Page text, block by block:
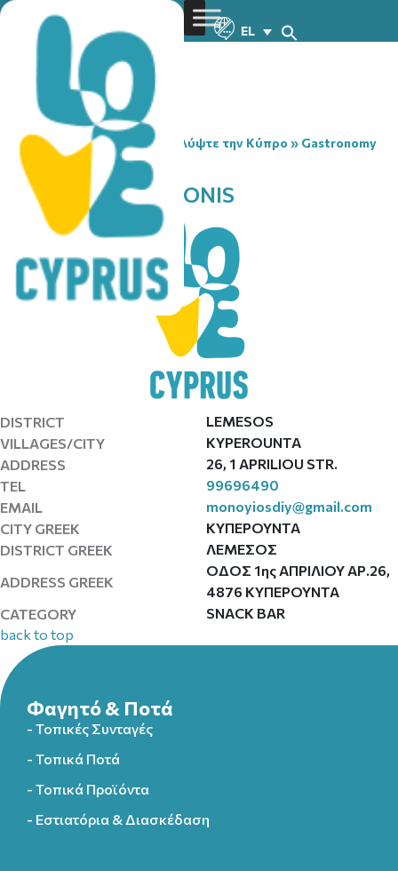
EL
You are here:Home» Ανακαλύψτε την Κύπρο » Gastronomy
» O KAFES TIS ERMIONIS
O KAFES TIS ERMIONIS
DISTRICT
LEMESOS
VILLAGES/CITY
KYPEROUNTA
ADDRESS
26, 1 APRILIOU STR.
TEL
99696490
EMAIL
monoyiosdiy@gmail.com
CITY GREEK
ΚΥΠΕΡΟΥΝΤΑ
DISTRICT GREEK
ΛΕΜΕΣΟΣ
ADDRESS GREEK
ΟΔΟΣ 1ης ΑΠΡΙΛΙΟΥ ΑΡ.26,
4876 ΚΥΠΕΡΟΥΝΤΑ
CATEGORY
SNACK BAR
back to top
Φαγητό & Ποτά
- Τοπικές Συνταγές
- Τοπικά Ποτά
- Τοπικά Προϊόντα
- Εστιατόρια & Διασκέδαση